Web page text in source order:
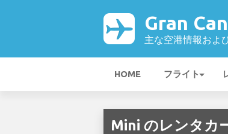
Gran
主な空港情報およ
HOME フライト
Mini のレンタカ